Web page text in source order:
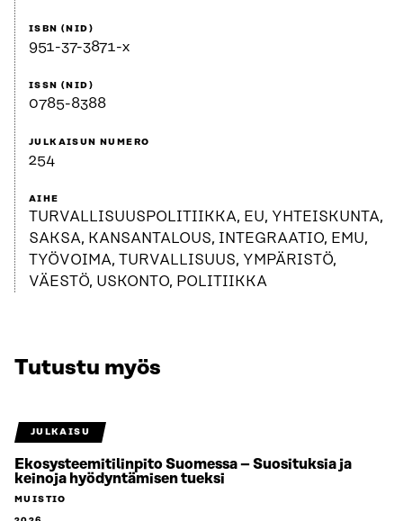
ISBN (NID)
951-37-3871-x
ISSN (NID)
0785-8388
JULKAISUN NUMERO
254
AIHE
TURVALLISUUSPOLITIIKKA, EU, YHTEISKUNTA,
SAKSA, KANSANTALOUS, INTEGRAATIO, EMU,
TYÖVOIMA, TURVALLISUUS, YMPÄRISTÖ,
VÄESTÖ, USKONTO, POLITIIKKA
Tutustu myös
JULKAISU
Ekosysteemitilinpito Suomessa – Suosituksia ja
keinoja hyödyntämisen tueksi
MUISTIO